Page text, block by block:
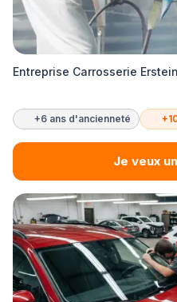
Entreprise Carrosserie Erstein
+6 ans d'ancienneté
Je veux